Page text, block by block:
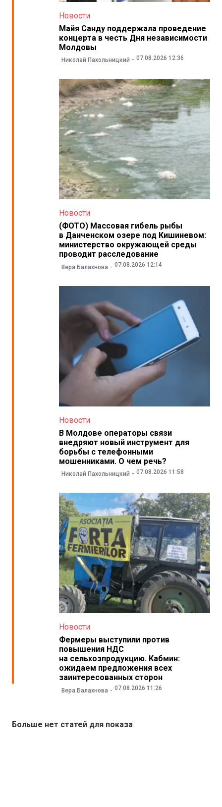
Новости
Майя Санду поддержала проведение
концерта в честь Дня независимости
Молдовы
Николай Пахольницкий 07.08.2026 12:36
Новости
(ФОТО) Массовая гибель рыбы
в Данченском озере под Кишиневом:
министерство окружающей среды
проводит расследование
Вера Балахнова 07.08.2026 12:14
Новости
В Молдове операторы связи
внедряют новый инструмент для
борьбы с телефонными
мошенниками. О чем речь?
Николай Пахольницкий 07.08.2026 11:58
Новости
Фермеры выступили против
повышения НДС
на сельхозпродукцию. Кабмин:
ожидаем предложения всех
заинтересованных сторон
Вера Балахнова 07.08.2026 11:26
Больше нет статей для показа